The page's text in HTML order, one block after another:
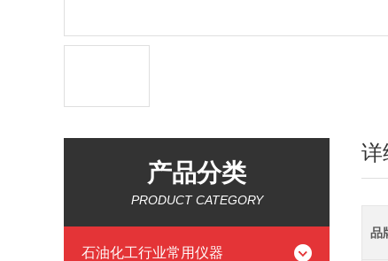
产品分类
PRODUCT CATEGORY
石油化工行业常用仪器
详
品